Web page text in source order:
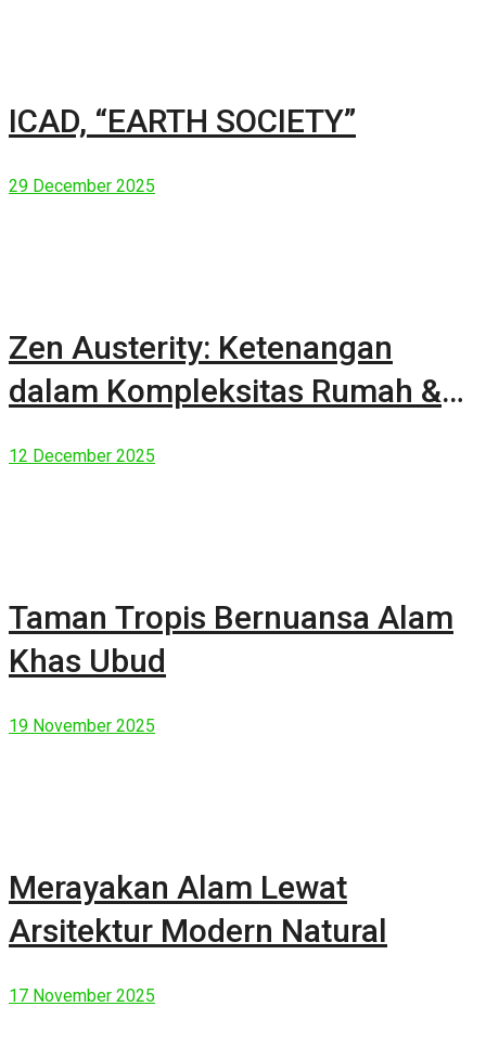
ICAD, “EARTH SOCIETY”
29 December 2025
Zen Austerity: Ketenangan
dalam Kompleksitas Rumah &
12 December 2025
Taman Tropis Bernuansa Alam
Khas Ubud
19 November 2025
Merayakan Alam Lewat
Arsitektur Modern Natural
17 November 2025